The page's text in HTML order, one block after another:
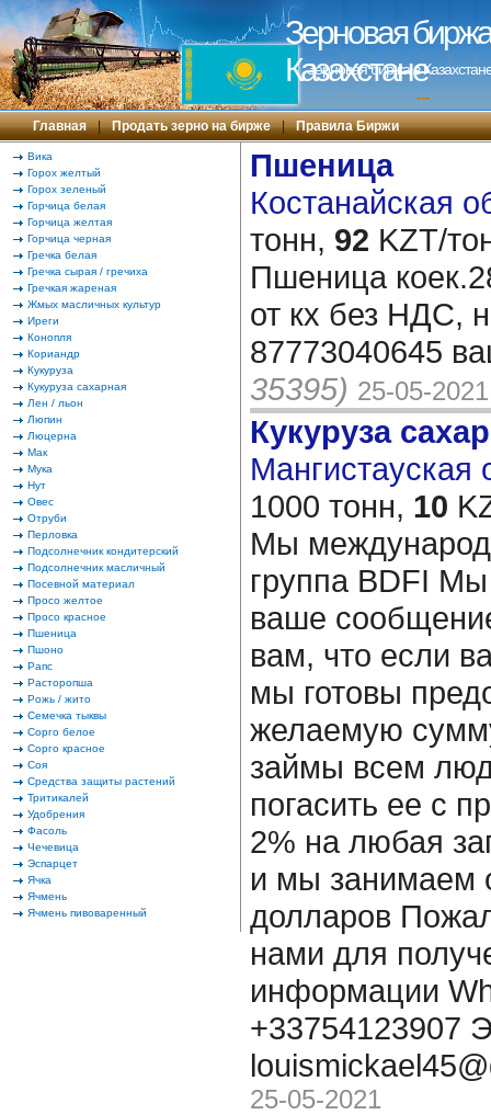
Зерновая
Казахстане
Зерновая биржа в
---
Главная | Продать зерно на бирже | Правила Биржи
Вика
Горох желтый
Горох зеленый
Горчица белая
Горчица желтая
Горчица черная
Гречка белая
Гречка сырая / гречиха
Гречкая жареная
Жмых масличных культур
Иреги
Конопля
Кориандр
Кукуруза
Кукуруза сахарная
Лен / льон
Люпин
Люцерна
Мак
Мука
Нут
Овес
Отруби
Перловка
Подсолнечник кондитерский
Подсолнечник масличный
Посевной материал
Просо желтое
Просо красное
Пшеница
Пшоно
Рапс
Расторопша
Рожь / жито
Семечка тыквы
Сорго белое
Сорго красное
Соя
Средства защиты растений
Тритикалей
Удобрения
Фасоль
Чечевица
Эспарцет
Ячка
Ячмень
Ячмень пивоваренный
Пшеница
Костанайская
тонн, 92 KZT/
Пшеница
от кх без НДС,
87773040645
35395) 25-05-2021
Кукуруза
Мангистауская
1000 тонн, 10
Мы
группа BDFI Мы
ваше
вам, что если
мы готовы
желаемую
займы всем
погасить ее с
2% на любая
и мы занимаем
долларов
нами для
информации
+33754123907
25-05-2021